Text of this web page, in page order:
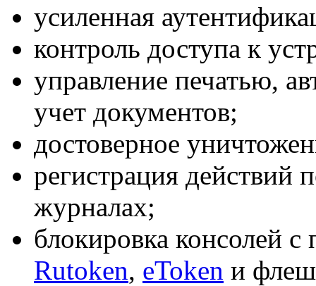
усиленная
контроль доступа к
управление печатью,
учет документов;
достоверное
регистрация действий
журналах;
блокировка консолей
Rutoken, eToken и